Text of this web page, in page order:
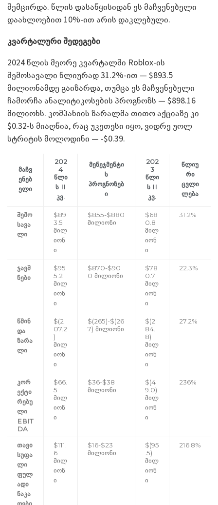
შემცირდა. წლის დასაწყისიდან ეს მაჩვენებელი
დაახლოებით 10%-ით არის დაკლებული.
კვარტალური შედეგები
2024 წლის მეორე კვარტალში Roblox-ის
შემოსავალი წლიურად 31.2%-ით — $893.5
მილიონამდე გაიზარდა, თუმცა ეს მაჩვენებელი
ჩამორჩა ანალიტიკოსების პროგნოზს — $898.16
მილიონს. კომპანიის ზარალმა თითო აქციაზე კი
$0.32-ს მიაღწია, რაც უკეთესი იყო, ვიდრე უოლ
სტრიტის მოლოდინი — -$0.39.
მაჩვ
ენებ
ელი
202
4
წლი
ს II
კვ.
მენეჯმენტი
ს
პროგნოზებ
ი
202
3
წლი
ს II
კვ.
წლიუ
რი
ცვლი
ლება
შემო
სავა
ლი
$89
3.5
მილ
იონ
ი
$855-$880
მილიონი
$68
0.8
მილ
იონ
ი
31.2%
ჯავშ
ნები
$95
5.2
მილ
იონ
ი
$870-$90
0 მილიონი
$78
0.7
მილ
იონ
ი
22.3%
წმინ
და
ზარა
ლი
$(2
07.2
)
მილ
იონ
ი
$(265)-$(26
7) მილიონი
$(2
84.
8)
მილ
იონ
ი
27.2%
კორ
ექტი
რებუ
ლი
EBIT
DA
$66.
5
მილ
იონ
ი
$36-$38
მილიონი
$(4
9.0)
მილ
იონ
ი
236%
თავი
სუფა
ლი
ფულ
ადი
ნაკა
დები
$111.
6
მილ
იონ
ი
$16-$23
მილიონი
$(95
.5)
მილ
იონ
ი
216.8%